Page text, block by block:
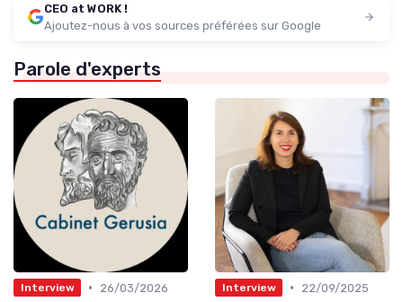
CEO at WORK !
Ajoutez-nous à vos sources préférées sur Google
Parole d'experts
Interview •
26/03/2026
Interview •
22/09/2025